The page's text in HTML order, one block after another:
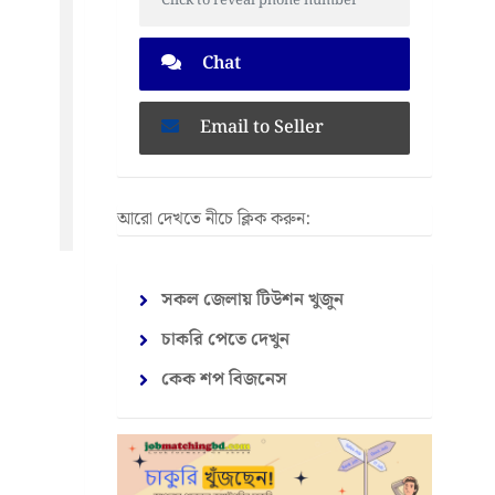
Chat
Email to Seller
আরো দেখতে নীচে ক্লিক করুন:
সকল জেলায় টিউশন খুজুন
চাকরি পেতে দেখুন
কেক শপ বিজনেস